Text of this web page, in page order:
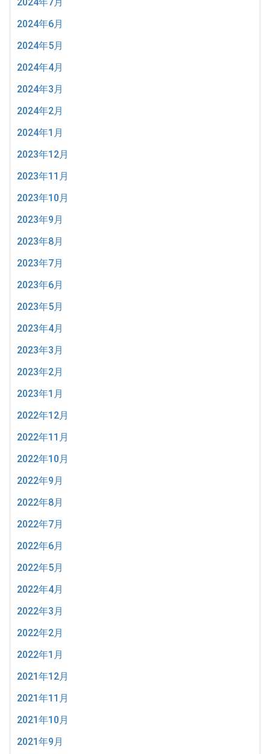
2024年6月
2024年5月
2024年4月
2024年3月
2024年2月
2024年1月
2023年12月
2023年11月
2023年10月
2023年9月
2023年8月
2023年7月
2023年6月
2023年5月
2023年4月
2023年3月
2023年2月
2023年1月
2022年12月
2022年11月
2022年10月
2022年9月
2022年8月
2022年7月
2022年6月
2022年5月
2022年4月
2022年3月
2022年2月
2022年1月
2021年12月
2021年11月
2021年10月
2021年9月